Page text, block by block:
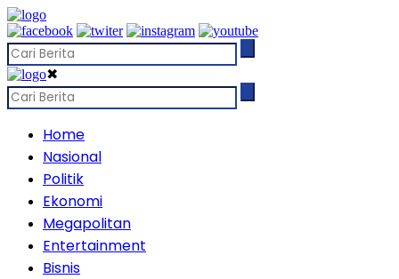
✖
Home
Nasional
Politik
Ekonomi
Megapolitan
Entertainment
Bisnis